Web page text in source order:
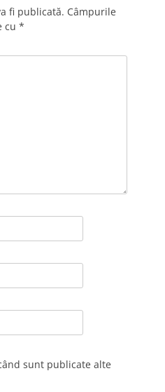
fi publicată. Câmpurile
cu *
sunt publicate alte